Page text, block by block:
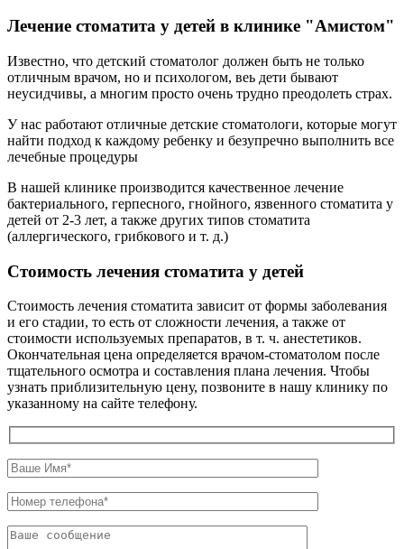
Лечение стоматита у детей в клинике "Амистом"
Известно, что детский стоматолог должен быть не только
отличным врачом, но и психологом, веь дети бывают
неусидчивы, а многим просто очень трудно преодолеть страх.
У нас работают отличные детские стоматологи, которые могут
найти подход к каждому ребенку и безупречно выполнить все
лечебные процедуры
В нашей клинике производится качественное лечение
бактериального, герпесного, гнойного, язвенного стоматита у
детей от 2-3 лет, а также других типов стоматита
(аллергического, грибкового и т. д.)
Стоимость лечения стоматита у детей
Стоимость лечения стоматита зависит от формы заболевания
и его стадии, то есть от сложности лечения, а также от
стоимости используемых препаратов, в т. ч. анестетиков.
Окончательная цена определяется врачом-стоматолом после
тщательного осмотра и составления плана лечения. Чтобы
узнать приблизительную цену, позвоните в нашу клинику по
указанному на сайте телефону.